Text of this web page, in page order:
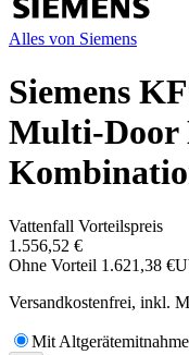
Alles von Siemens
Siemens
Multi-Door
Vattenfall Vorteilspreis
1.556,52 €
Ohne Vorteil 1.621,38 €
Versandkostenfrei, inkl.
Mit Altgerätemitnahme